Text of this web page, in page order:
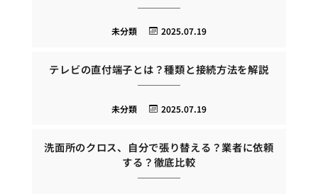
2025.07.19
未分類
テレビの直付端子とは？種類と接続方法を解説
2025.07.19
未分類
洗面所のクロス、自分で張り替える？業者に依頼
する？徹底比較